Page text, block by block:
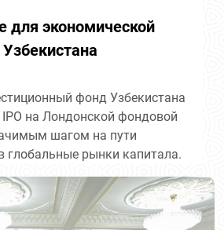
для экономической
фонд Узбекистана
на Лондонской фондовой
шагом на пути
глобальные рынки капитала.